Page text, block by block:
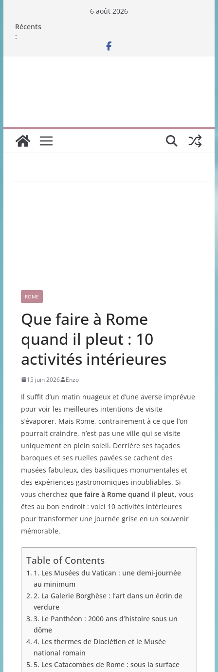
contenu
6 août 2026
Récents
:
ROME
Que faire à Rome
quand il pleut : 10
activités intérieures
15 juin 2026 Enzo
Il suffit d’un matin nuageux et d’une averse imprévue
pour voir les meilleures intentions de visite
s’évaporer. Mais Rome, contrairement à ce que l’on
pourrait craindre, n’est pas une ville qui se visite
uniquement en plein soleil. Derrière ses façades
baroques et ses ruelles pavées se cachent des
musées fabuleux, des basiliques monumentales et
des expériences gastronomiques inoubliables. Si
vous cherchez que faire à Rome quand il pleut, vous
êtes au bon endroit : voici 10 activités intérieures
pour transformer une journée grise en un souvenir
mémorable.
Table of Contents
1. Les Musées du Vatican : une demi-journée
au minimum
2. La Galerie Borghèse : l’art dans un écrin de
verdure
3. Le Panthéon : 2000 ans d’histoire sous un
dôme
4. Les thermes de Dioclétien et le Musée
national romain
5. Les Catacombes de Rome : sous la surface